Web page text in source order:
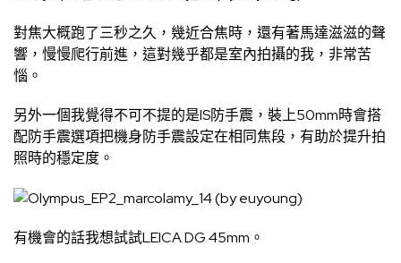
對焦大概跑了三秒之久，幾近合焦時，還有著馬達滋滋的聲
響，慢慢爬行前進，這對幾乎都是室內拍攝的我，非常苦
惱。
另外一個我覺得不可不提的是IS防手震，裝上50mm時會搭
配防手震選項把機身防手震設定在相同焦段，有助於提升拍
照時的穩定度。
有機會的話我想試試LEICA DG 45mm。